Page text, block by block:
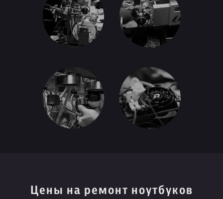
Цены на ремонт ноутбуков